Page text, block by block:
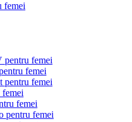
femei
femei
femei
pentru femei
femei
femei
pentru femei